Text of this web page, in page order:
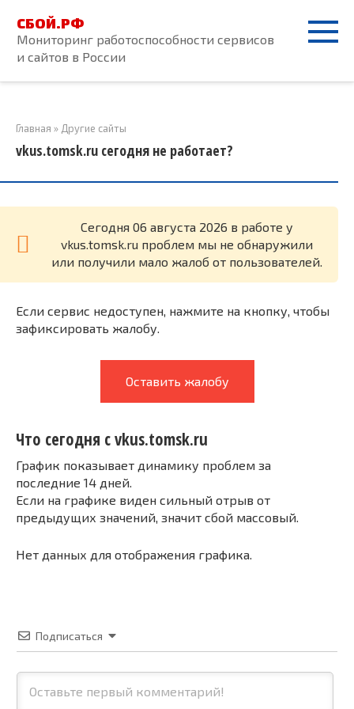
контенту
СБОЙ.РФ
Мониторинг работоспособности сервисов
и сайтов в России
Главная » Другие сайты
vkus.tomsk.ru сегодня не работает?
Cегодня 06 августа 2026 в работе у
vkus.tomsk.ru проблем мы не обнаружили
или получили мало жалоб от пользователей.
Если сервис недоступен, нажмите на кнопку, чтобы
зафиксировать жалобу.
Оставить жалобу
Что сегодня с vkus.tomsk.ru
График показывает динамику проблем за
последние 14 дней.
Если на графике виден сильный отрыв от
предыдущих значений, значит сбой массовый.
Нет данных для отображения графика.
Подписаться